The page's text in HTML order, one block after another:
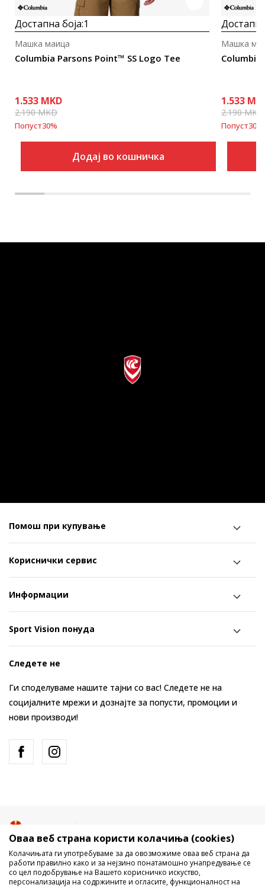
Достапна боја:1
Columbia Parsons Point™ SS Logo Tee
Машка маица
1.533 MKD
2.190MKD
Попуст30%
Додај во кошничка
Columbia
Машка
1.533
2.190MKD
Попуст30
Помош при купување
Кориснички сервис
Информации
Sport Vision понуда
Следете не
Ги споделуваме нашите тајни со вас! Следете не на
социјалните мрежи и дознајте за попусти, промоции и
нови производи!
Оваа веб страна користи колачиња (cookies)
Колачињата ги употребуваме за да овозможиме оваа веб страна да
работи правилно како и за нејзино понатамошно унапредување се
со цел подобрување на Вашето корисничко искуство,
персонализација на содржините и огласите, функционалност на